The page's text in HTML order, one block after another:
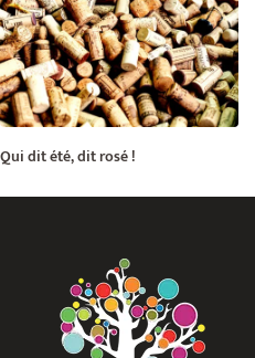
Qui dit été, dit rosé !